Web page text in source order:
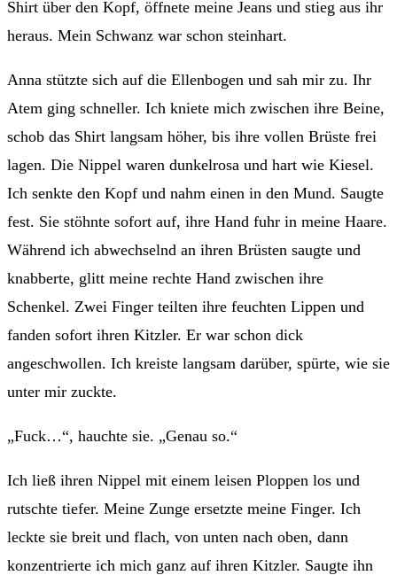
Shirt über den Kopf, öffnete meine Jeans und stieg aus ihr
heraus. Mein Schwanz war schon steinhart.
Anna stützte sich auf die Ellenbogen und sah mir zu. Ihr
Atem ging schneller. Ich kniete mich zwischen ihre Beine,
schob das Shirt langsam höher, bis ihre vollen Brüste frei
lagen. Die Nippel waren dunkelrosa und hart wie Kiesel.
Ich senkte den Kopf und nahm einen in den Mund. Saugte
fest. Sie stöhnte sofort auf, ihre Hand fuhr in meine Haare.
Während ich abwechselnd an ihren Brüsten saugte und
knabberte, glitt meine rechte Hand zwischen ihre
Schenkel. Zwei Finger teilten ihre feuchten Lippen und
fanden sofort ihren Kitzler. Er war schon dick
angeschwollen. Ich kreiste langsam darüber, spürte, wie sie
unter mir zuckte.
„Fuck…“, hauchte sie. „Genau so.“
Ich ließ ihren Nippel mit einem leisen Ploppen los und
rutschte tiefer. Meine Zunge ersetzte meine Finger. Ich
leckte sie breit und flach, von unten nach oben, dann
konzentrierte ich mich ganz auf ihren Kitzler. Saugte ihn